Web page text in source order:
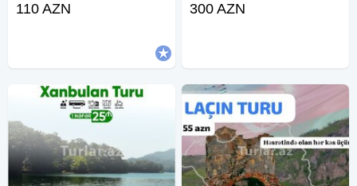
quraşdırılma
110 AZN
üçün hazırlanır. Müasir, sürətli və
300 AZN